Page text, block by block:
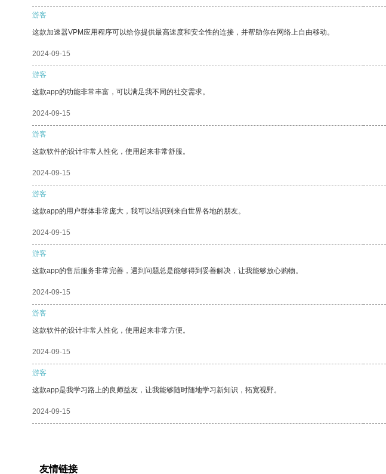
游客
这款加速器VPM应用程序可以给你提供最高速度和安全性的连接，并帮助你在网络上自由移动。
2024-09-15
游客
这款app的功能非常丰富，可以满足我不同的社交需求。
2024-09-15
游客
这款软件的设计非常人性化，使用起来非常舒服。
2024-09-15
游客
这款app的用户群体非常庞大，我可以结识到来自世界各地的朋友。
2024-09-15
游客
这款app的售后服务非常完善，遇到问题总是能够得到妥善解决，让我能够放心购物。
2024-09-15
游客
这款软件的设计非常人性化，使用起来非常方便。
2024-09-15
游客
这款app是我学习路上的良师益友，让我能够随时随地学习新知识，拓宽视野。
2024-09-15
友情链接